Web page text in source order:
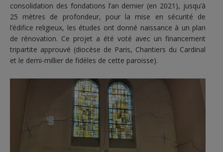
consolidation des fondations l’an dernier (en 2021), jusqu’à
25 mètres de profondeur, pour la mise en sécurité de
l’édifice religieux, les études ont donné naissance à un plan
de rénovation. Ce projet a été voté avec un financement
tripartite approuvé (diocèse de Paris, Chantiers du Cardinal
et le demi-millier de fidèles de cette paroisse).